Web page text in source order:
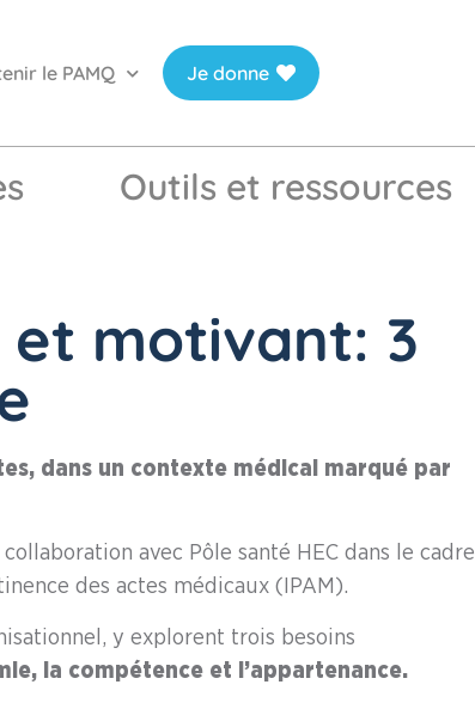
le PAMQ Je donne
Outils et ressources
et motivant: 3
dans un contexte médical marqué par
avec Pôle santé HEC dans le cadre
des actes médicaux (IPAM).
y explorent trois besoins
la compétence et l’appartenance.